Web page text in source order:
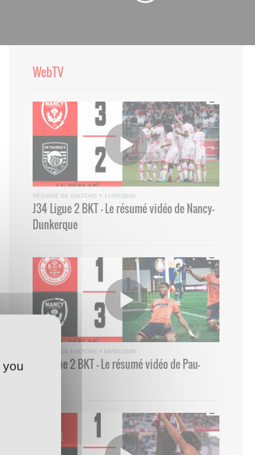
WebTV
RÉSUMÉ DE MATCHS • 11/05/2026
J34 Ligue 2 BKT - Le résumé vidéo de Nancy-
Dunkerque
RÉSUMÉ DE MATCHS • 04/05/2026
33 Ligue 2 BKT - Le résumé vidéo de Pau-